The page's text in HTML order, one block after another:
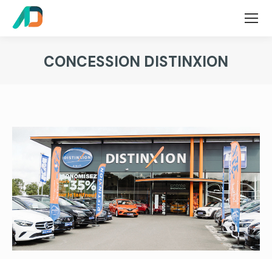
CONCESSION DISTINXION